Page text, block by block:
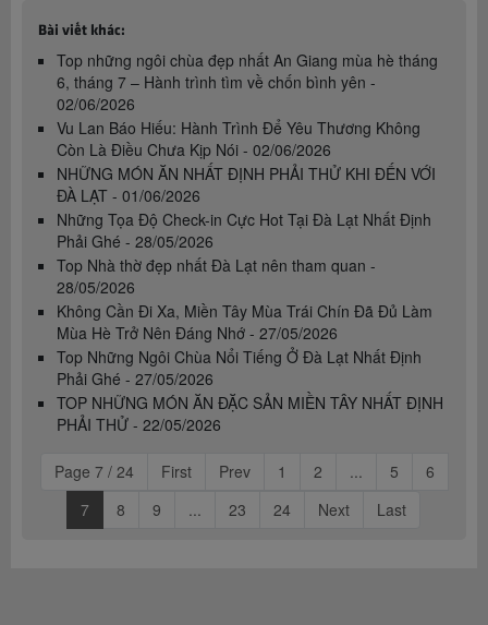
Bài viết khác:
Top những ngôi chùa đẹp nhất An Giang mùa hè tháng
6, tháng 7 – Hành trình tìm về chốn bình yên -
02/06/2026
Vu Lan Báo Hiếu: Hành Trình Để Yêu Thương Không
Còn Là Điều Chưa Kịp Nói - 02/06/2026
NHỮNG MÓN ĂN NHẤT ĐỊNH PHẢI THỬ KHI ĐẾN VỚI
ĐÀ LẠT - 01/06/2026
Những Tọa Độ Check-in Cực Hot Tại Đà Lạt Nhất Định
Phải Ghé - 28/05/2026
Top Nhà thờ đẹp nhất Đà Lạt nên tham quan -
28/05/2026
Không Cần Đi Xa, Miền Tây Mùa Trái Chín Đã Đủ Làm
Mùa Hè Trở Nên Đáng Nhớ - 27/05/2026
Top Những Ngôi Chùa Nổi Tiếng Ở Đà Lạt Nhất Định
Phải Ghé - 27/05/2026
TOP NHỮNG MÓN ĂN ĐẶC SẢN MIỀN TÂY NHẤT ĐỊNH
PHẢI THỬ - 22/05/2026
Page 7 / 24 First Prev 1 2 ... 5
6
7
8 9 ... 23 24 Next Last